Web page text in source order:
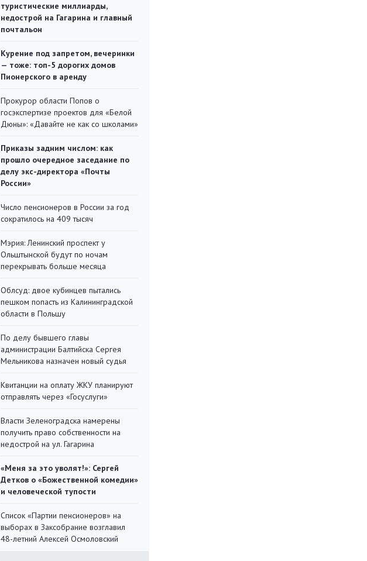
туристические миллиарды,
недострой на Гагарина и главный
почтальон
Курение под запретом, вечеринки
— тоже: топ-5 дорогих домов
Пионерского в аренду
Прокурор области Попов о
госэкспертизе проектов для «Белой
Дюны»: «Давайте не как со школами»
Приказы задним числом: как
прошло очередное заседание по
делу экс-директора «Почты
России»
Число пенсионеров в России за год
сократилось на 409 тысяч
Мэрия: Ленинский проспект у
Ольштынской будут по ночам
перекрывать больше месяца
Облсуд: двое кубинцев пытались
пешком попасть из Калининградской
области в Польшу
По делу бывшего главы
администрации Балтийска Сергея
Мельникова назначен новый судья
Квитанции на оплату ЖКУ планируют
отправлять через «Госуслуги»
Власти Зеленоградска намерены
получить право собственности на
недострой на ул. Гагарина
«Меня за это уволят!»: Сергей
Детков о «Божественной комедии»
и человеческой тупости
Список «Партии пенсионеров» на
выборах в Заксобрание возглавил
48-летний Алексей Осмоловский